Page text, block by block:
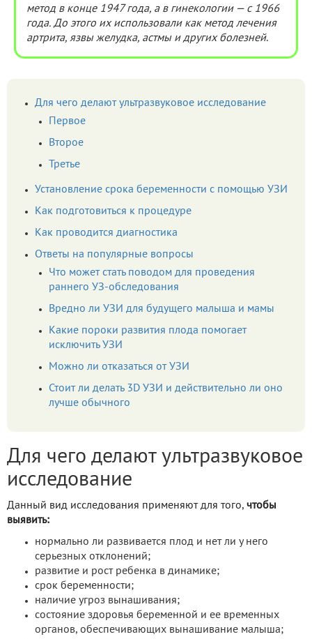
метод в конце 1947 года, а в гинекологии — с 1966
года. До этого их использовали как метод лечения
артрита, язвы желудка, астмы и других болезней.
Для чего делают ультразвуковое исследование
Первое
Второе
Третье
Установление срока беременности с помощью УЗИ
Как подготовиться к процедуре
Как проводится диагностика
Ответы на популярные вопросы
Что может стать поводом для проведения
раннего УЗ-обследования
Вредно ли УЗИ для будущего малыша и мамы
Какие пороки развития плода помогает
исключить УЗИ
Можно ли отказаться от УЗИ
Стоит ли делать 3D УЗИ и действительно ли оно
лучше обычного
Для чего делают ультразвуковое
исследование
Данный вид исследования применяют для того, чтобы
выявить:
нормально ли развивается плод и нет ли у него
серьезных отклонений;
развитие и рост ребенка в динамике;
срок беременности;
наличие угроз вынашивания;
состояние здоровья беременной и ее временных
органов, обеспечивающих вынашивание малыша;